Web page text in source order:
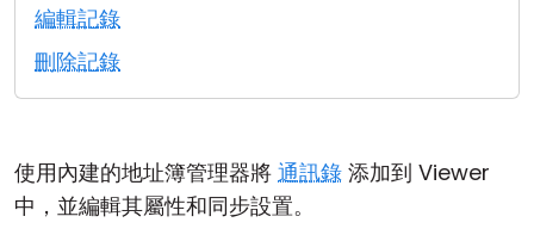
編輯記錄
刪除記錄
使用內建的地址簿管理器將 通訊錄 添加到 Viewer
中，並編輯其屬性和同步設置。
MSI 配置
雲端與內部部署